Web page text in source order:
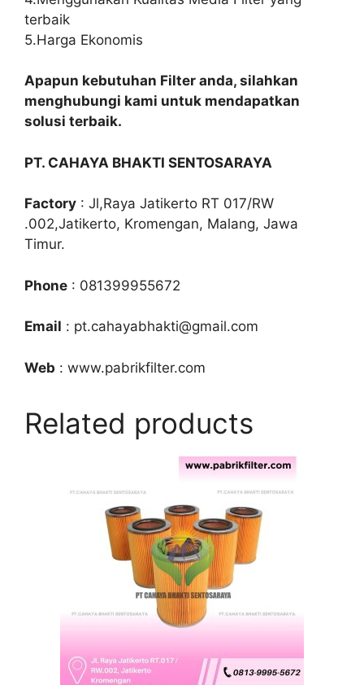
terbaik
5.Harga Ekonomis
Apapun kebutuhan Filter anda, silahkan
menghubungi kami untuk mendapatkan
solusi terbaik.
PT. CAHAYA BHAKTI SENTOSARAYA
Factory : Jl,Raya Jatikerto RT 017/RW
.002,Jatikerto, Kromengan, Malang, Jawa
Timur.
Phone : 081399955672
Email : pt.cahayabhakti@gmail.com
Web : www.pabrikfilter.com
Related products